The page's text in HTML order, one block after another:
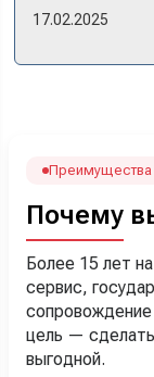
же день купили
менеджеру
17.02.2025
Преимущества
Почему
Более 15 лет
сервис,
цель —
выгодной.